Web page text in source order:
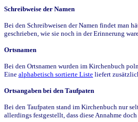
Schreibweise der Namen
Bei den Schreibweisen der Namen findet man
geschrieben, wie sie noch in der Erinnerung
Ortsnamen
Bei den Ortsnamen wurden im Kirchenbuch
Eine alphabetisch sortierte Liste liefert
Ortsangaben bei den Taufpaten
Bei den Taufpaten stand im Kirchenbuch nur
allerdings festgestellt, dass diese Annahme